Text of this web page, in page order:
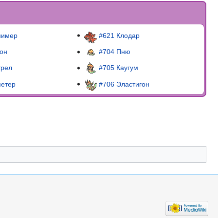
#621 Клодар
#704 Пню
#705 Каугум
#706 Эластигон